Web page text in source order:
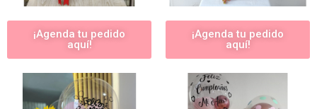
¡Agenda tu pedido
aquí!
¡Agenda tu pedido
aquí!